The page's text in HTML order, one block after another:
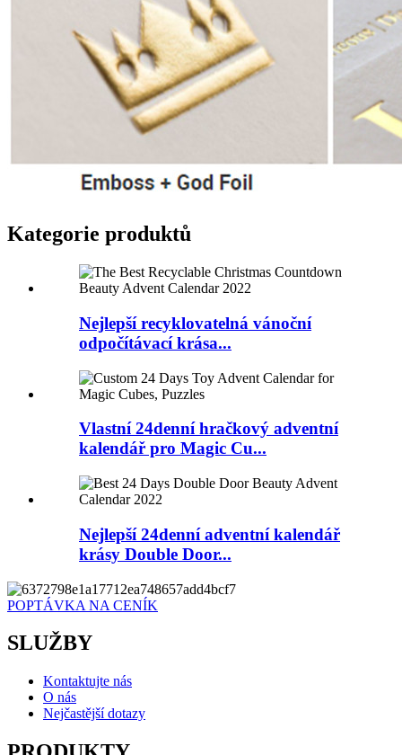
Kategorie produktů
Nejlepší recyklovatelná vánoční
odpočítávací krása...
Vlastní 24denní hračkový adventní
kalendář pro Magic Cu...
Nejlepší 24denní adventní kalendář
krásy Double Door...
POPTÁVKA NA CENÍK
SLUŽBY
Kontaktujte nás
O nás
Nejčastější dotazy